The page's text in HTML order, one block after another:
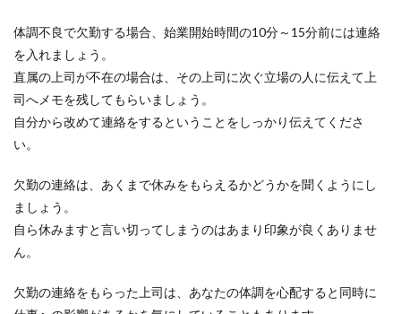
働いている母子世帯は約8割もあるそうです。中
いる...
もネガティブなイメージを持ってしまいますが、
体調不良で欠勤する場合、始業開始時間の10分～15分前には連絡
を入れましょう。
直属の上司が不在の場合は、その上司に次ぐ立場の人に伝えて上
司へメモを残してもらいましょう。
自分から改めて連絡をするということをしっかり伝えてくださ
い。
欠勤の連絡は、あくまで休みをもらえるかどうかを聞くようにし
ましょう。
自ら休みますと言い切ってしまうのはあまり印象が良くありませ
ん。
欠勤の連絡をもらった上司は、あなたの体調を心配すると同時に